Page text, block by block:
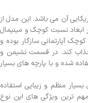
آن می باشد. این مدل از
ابعاد نسبت کوچک و مینیمال
آپارتمانی سازگار بوده و
جذاب کند. در قسمت نشیمن و
شده و با پارچه های بسیار
منظم و زیبایی استفاده
ترین ویژگی های این نوع